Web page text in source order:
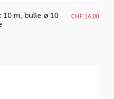
m, bulle ø 10
CHF 14.00